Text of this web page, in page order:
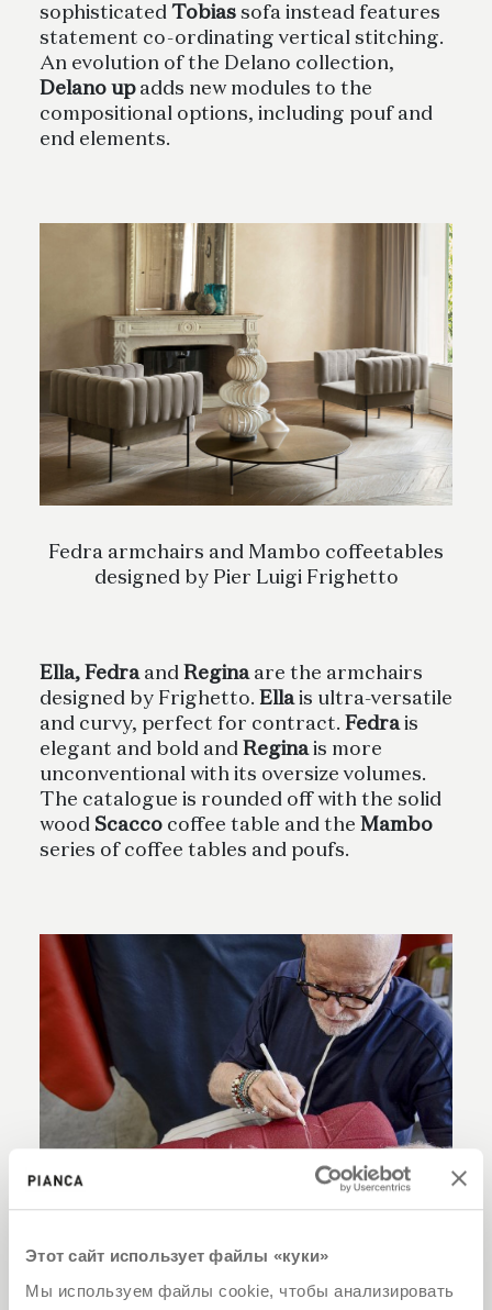
Этот сайт использует файлы «куки»
Мы используем файлы cookie, чтобы анализировать
sophisticated Tobias sofa instead features
statement co-ordinating vertical stitching.
An evolution of the Delano collection,
Delano upadds new modules to the
compositional options, including pouf and
end elements.
Fedra armchairs and Mambo coffeetables
designed by Pier Luigi Frighetto
Ella, Fedraand Reginaare the armchairs
designed by Frighetto. Ellais ultra-versatile
and curvy, perfect for contract. Fedrais
elegant and bold and Reginais more
unconventional with its oversize volumes.
The catalogue is rounded off with the solid
wood Scacco coffee table and the Mambo
series of coffee tables and poufs.